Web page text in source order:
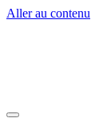
Aller au contenu